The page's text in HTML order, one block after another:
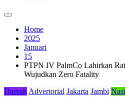
Home
2025
Januari
15
PTPN IV PalmCo Lahirkan
Wujudkan Zero Fatality
Daerah Advertorial Jakarta Jambi